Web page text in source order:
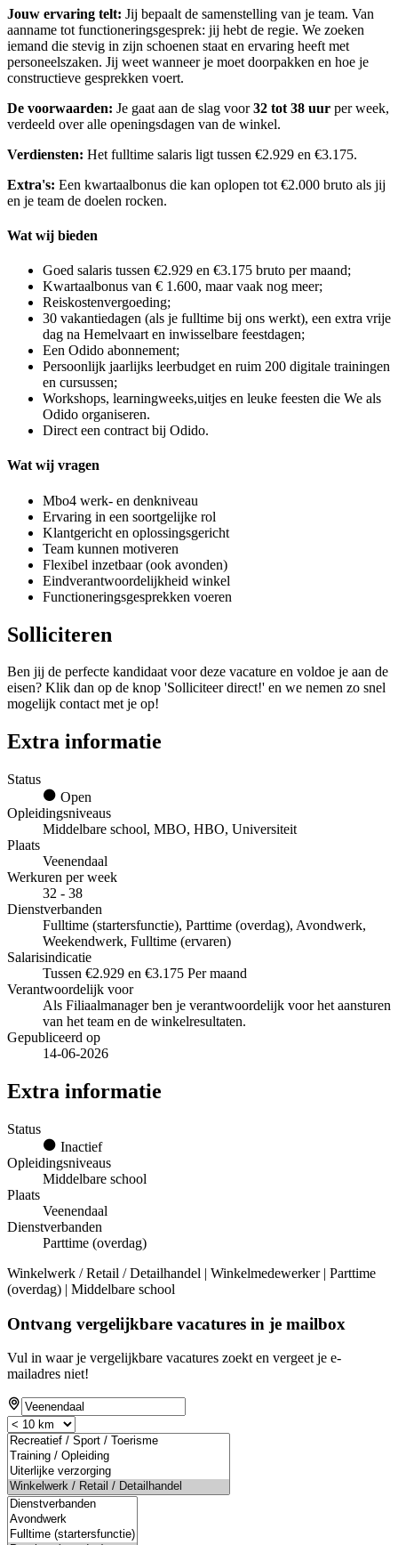
Jouw ervaring telt: Jij bepaalt de samenstelling van je team. Van
aanname tot functioneringsgesprek: jij hebt de regie. We zoeken
iemand die stevig in zijn schoenen staat en ervaring heeft met
personeelszaken. Jij weet wanneer je moet doorpakken en hoe je
constructieve gesprekken voert.
De voorwaarden: Je gaat aan de slag voor32 tot 38 uur per week,
verdeeld over alle openingsdagen van de winkel.
Verdiensten: Het fulltime salaris ligt tussen €2.929 en €3.175.
Extra's: Een kwartaalbonus die kan oplopen tot €2.000 bruto als jij
en je team de doelen rocken.
Wat wij bieden
Goed salaris tussen €2.929 en €3.175 bruto per maand;
Kwartaalbonus van € 1.600, maar vaak nog meer;
Reiskostenvergoeding;
30 vakantiedagen (als je fulltime bij ons werkt), een extra vrije
dag na Hemelvaart en inwisselbare feestdagen;
Een Odido abonnement;
Persoonlijk jaarlijks leerbudget en ruim 200 digitale trainingen
en cursussen;
Workshops, learningweeks,uitjes en leuke feesten die We als
Odido organiseren.
Direct een contract bij Odido.
Wat wij vragen
Mbo4 werk- en denkniveau
Ervaring in een soortgelijke rol
Klantgericht en oplossingsgericht
Team kunnen motiveren
Flexibel inzetbaar (ook avonden)
Eindverantwoordelijkheid winkel
Functioneringsgesprekken voeren
Solliciteren
Ben jij de perfecte kandidaat voor deze vacature en voldoe je aan de
eisen? Klik dan op de knop 'Solliciteer direct!' en we nemen zo snel
mogelijk contact met je op!
Extra informatie
Status
Open
Opleidingsniveaus
Middelbare school, MBO, HBO, Universiteit
Plaats
Veenendaal
Werkuren per week
32 - 38
Dienstverbanden
Fulltime (startersfunctie), Parttime (overdag), Avondwerk,
Weekendwerk, Fulltime (ervaren)
Salarisindicatie
Tussen €2.929 en €3.175 Per maand
Verantwoordelijk voor
Als Filiaalmanager ben je verantwoordelijk voor het aansturen
van het team en de winkelresultaten.
Gepubliceerd op
14-06-2026
Extra informatie
Status
Inactief
Opleidingsniveaus
Middelbare school
Plaats
Veenendaal
Dienstverbanden
Parttime (overdag)
Winkelwerk / Retail / Detailhandel | Winkelmedewerker | Parttime
(overdag) | Middelbare school
Ontvang vergelijkbare vacatures in je mailbox
Vul in waar je vergelijkbare vacatures zoekt en vergeet je e-
mailadres niet!